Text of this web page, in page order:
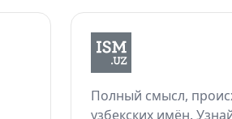
Полный смысл,
узбекских имён.